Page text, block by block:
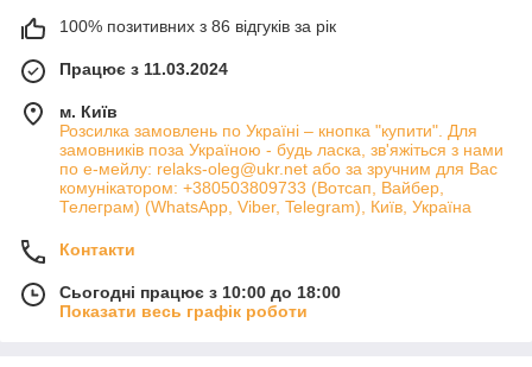
100% позитивних з 86 відгуків за рік
Працює з 11.03.2024
м. Київ
Розсилка замовлень по Україні – кнопка "купити". Для
замовників поза Україною - будь ласка, зв'яжіться з нами
по е-мейлу: relaks-oleg@ukr.net або за зручним для Вас
комунікатором: +380503809733 (Вотсап, Вайбер,
Телеграм) (WhatsApp, Viber, Telegram), Київ, Україна
Контакти
Сьогодні працює з 10:00 до 18:00
Показати весь графік роботи